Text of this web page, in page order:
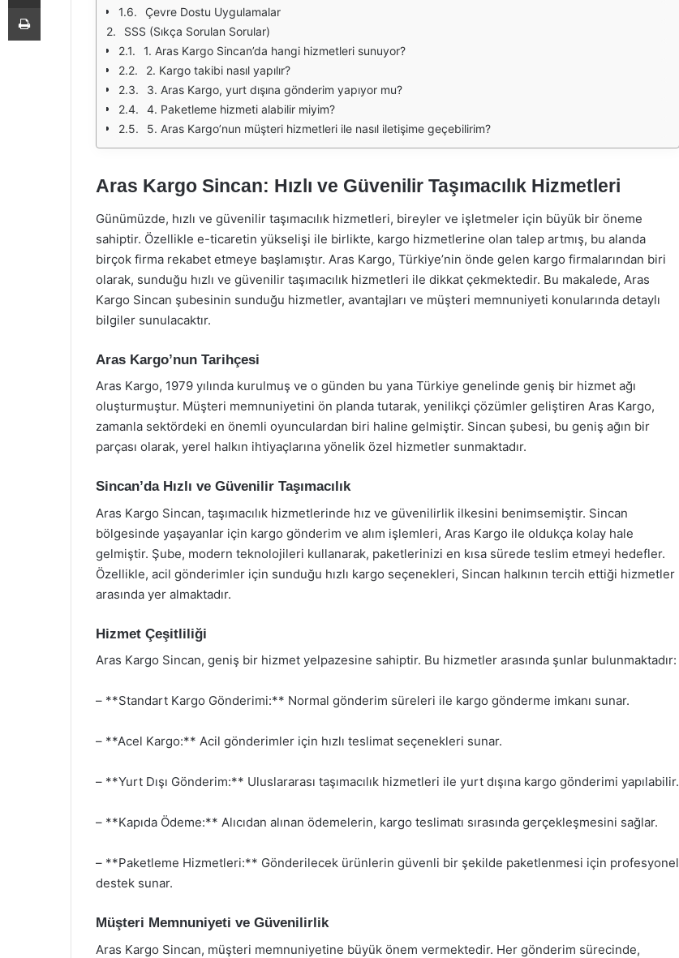
Çevre Dostu Uygulamalar
SSS (Sıkça Sorulan Sorular)
1. Aras Kargo Sincan’da hangi hizmetleri sunuyor?
2. Kargo takibi nasıl yapılır?
3. Aras Kargo, yurt dışına gönderim yapıyor mu?
4. Paketleme hizmeti alabilir miyim?
5. Aras Kargo’nun müşteri hizmetleri ile nasıl iletişime geçebilirim?
Aras Kargo Sincan: Hızlı ve Güvenilir Taşımacılık Hizmetleri
Günümüzde, hızlı ve güvenilir taşımacılık hizmetleri, bireyler ve işletmeler için büyük bir öneme
sahiptir. Özellikle e-ticaretin yükselişi ile birlikte, kargo hizmetlerine olan talep artmış, bu alanda
birçok firma rekabet etmeye başlamıştır. Aras Kargo, Türkiye’nin önde gelen kargo firmalarından biri
olarak, sunduğu hızlı ve güvenilir taşımacılık hizmetleri ile dikkat çekmektedir. Bu makalede, Aras
Kargo Sincan şubesinin sunduğu hizmetler, avantajları ve müşteri memnuniyeti konularında detaylı
bilgiler sunulacaktır.
Aras Kargo’nun Tarihçesi
Aras Kargo, 1979 yılında kurulmuş ve o günden bu yana Türkiye genelinde geniş bir hizmet ağı
oluşturmuştur. Müşteri memnuniyetini ön planda tutarak, yenilikçi çözümler geliştiren Aras Kargo,
zamanla sektördeki en önemli oyunculardan biri haline gelmiştir. Sincan şubesi, bu geniş ağın bir
parçası olarak, yerel halkın ihtiyaçlarına yönelik özel hizmetler sunmaktadır.
Sincan’da Hızlı ve Güvenilir Taşımacılık
Aras Kargo Sincan, taşımacılık hizmetlerinde hız ve güvenilirlik ilkesini benimsemiştir. Sincan
bölgesinde yaşayanlar için kargo gönderim ve alım işlemleri, Aras Kargo ile oldukça kolay hale
gelmiştir. Şube, modern teknolojileri kullanarak, paketlerinizi en kısa sürede teslim etmeyi hedefler.
Özellikle, acil gönderimler için sunduğu hızlı kargo seçenekleri, Sincan halkının tercih ettiği hizmetler
arasında yer almaktadır.
Hizmet Çeşitliliği
Aras Kargo Sincan, geniş bir hizmet yelpazesine sahiptir. Bu hizmetler arasında şunlar bulunmaktadır:
– **Standart Kargo Gönderimi:** Normal gönderim süreleri ile kargo gönderme imkanı sunar.
– **Acel Kargo:** Acil gönderimler için hızlı teslimat seçenekleri sunar.
– **Yurt Dışı Gönderim:** Uluslararası taşımacılık hizmetleri ile yurt dışına kargo gönderimi yapılabilir.
– **Kapıda Ödeme:** Alıcıdan alınan ödemelerin, kargo teslimatı sırasında gerçekleşmesini sağlar.
– **Paketleme Hizmetleri:** Gönderilecek ürünlerin güvenli bir şekilde paketlenmesi için profesyonel
destek sunar.
Müşteri Memnuniyeti ve Güvenilirlik
Aras Kargo Sincan, müşteri memnuniyetine büyük önem vermektedir. Her gönderim sürecinde,